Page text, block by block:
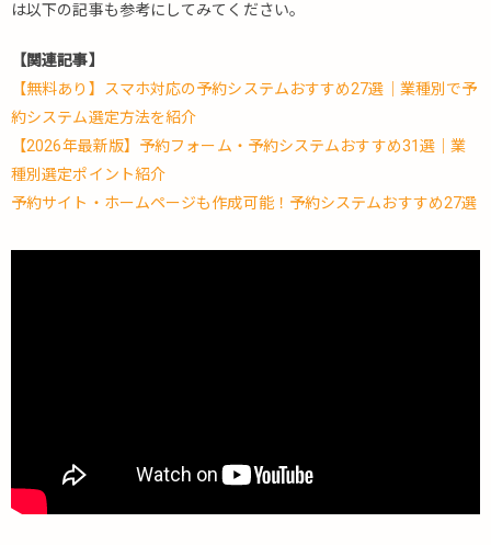
は以下の記事も参考にしてみてください。
【関連記事】
【無料あり】スマホ対応の予約システムおすすめ27選｜業種別で予
約システム選定方法を紹介
【2026年最新版】予約フォーム・予約システムおすすめ31選｜業
種別選定ポイント紹介
予約サイト・ホームページも作成可能！予約システムおすすめ27選